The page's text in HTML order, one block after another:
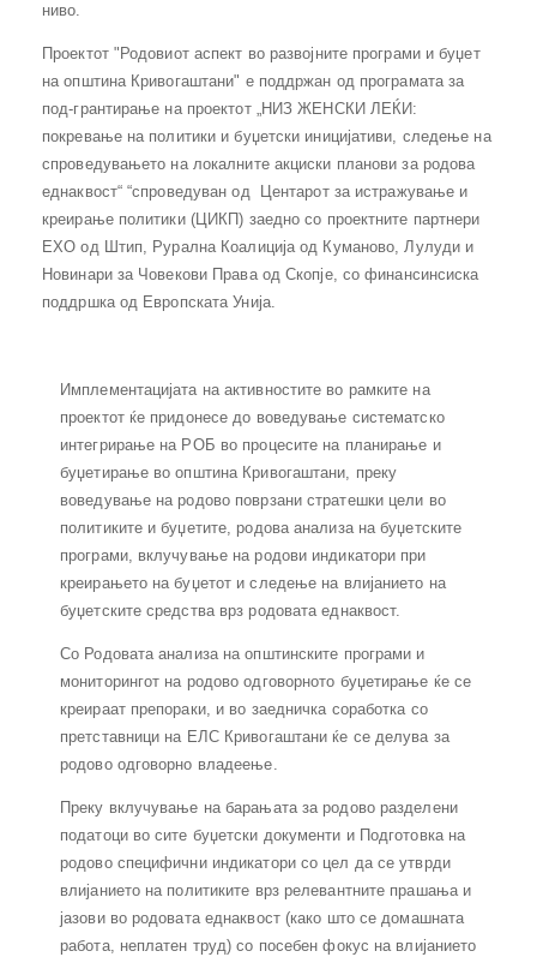
ниво.
Проектот "Родовиот аспект во развојните програми и буџет
на општина Кривогаштани" е поддржан од програмата за
под-грантирање на проектот „НИЗ ЖЕНСКИ ЛЕЌИ:
покревање на политики и буџетски иницијативи, следење на
спроведувањето на локалните акциски планови за родова
еднаквост“ “спроведуван од Центарот за истражување и
креирање политики (ЦИКП) заедно со проектнитe партнери
ЕХО од Штип, Рурална Коалиција од Куманово, Лулуди и
Новинари за Човекови Права од Скопје, со финансинсиска
поддршка од Европската Унија.
Имплементацијата на активностите во рамките на
проектот ќе придонесе до воведување систематско
интегрирање на РОБ во процесите на планирање и
буџетирање во општина Кривогаштани, преку
воведување на родово поврзани стратешки цели во
политиките и буџетите, родова анализа на буџетските
програми, вклучување на родови индикатори при
креирањето на буџетот и следење на влијанието на
буџетските средства врз родовата еднаквост.
Со Родовата анализа на општинските програми и
мониторингот на родово одговорното буџетирање ќе се
креираат препораки, и во заедничка соработка со
претставници на ЕЛС Кривогаштани ќе се делува за
родово одговорно владеење.
Преку вклучување на барањата за родово разделени
податоци во сите буџетски документи и Подготовка на
родово специфични индикатори со цел да се утврди
влијанието на политиките врз релевантните прашања и
јазови во родовата еднаквост (како што се домашната
работа, неплатен труд) со посебен фокус на влијанието